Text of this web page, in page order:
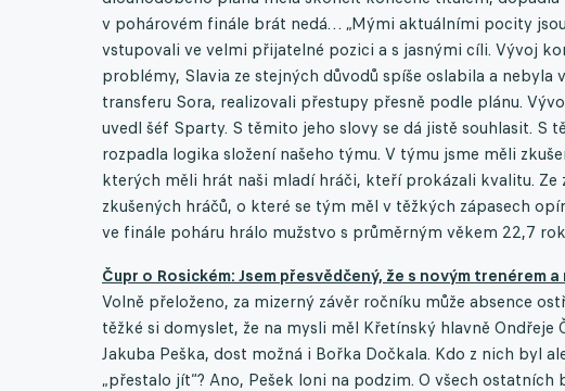
v pohárovém finále brát nedá… „Mými aktuálními pocity
vstupovali ve velmi přijatelné pozici a s jasnými cíli. Vývoj
problémy, Slavia ze stejných důvodů spíše oslabila a
transferu Sora, realizovali přestupy přesně podle plánu.
uvedl šéf Sparty. S těmito jeho slovy se dá jistě souhlasit. S
rozpadla logika složení našeho týmu. V týmu jsme měli
kterých měli hrát naši mladí hráči, kteří prokázali kvalitu.
zkušených hráčů, o které se tým měl v těžkých zápasech
ve finále poháru hrálo mužstvo s průměrným věkem 22,7
Čupr o Rosickém: Jsem přesvědčený, že s novým trenérem
Volně přeloženo, za mizerný závěr ročníku může absence
těžké si domyslet, že na mysli měl Křetínský hlavně Ondřeje
Jakuba Peška, dost možná i Bořka Dočkala. Kdo z nich byl
„přestalo jít“? Ano, Pešek loni na podzim. O všech